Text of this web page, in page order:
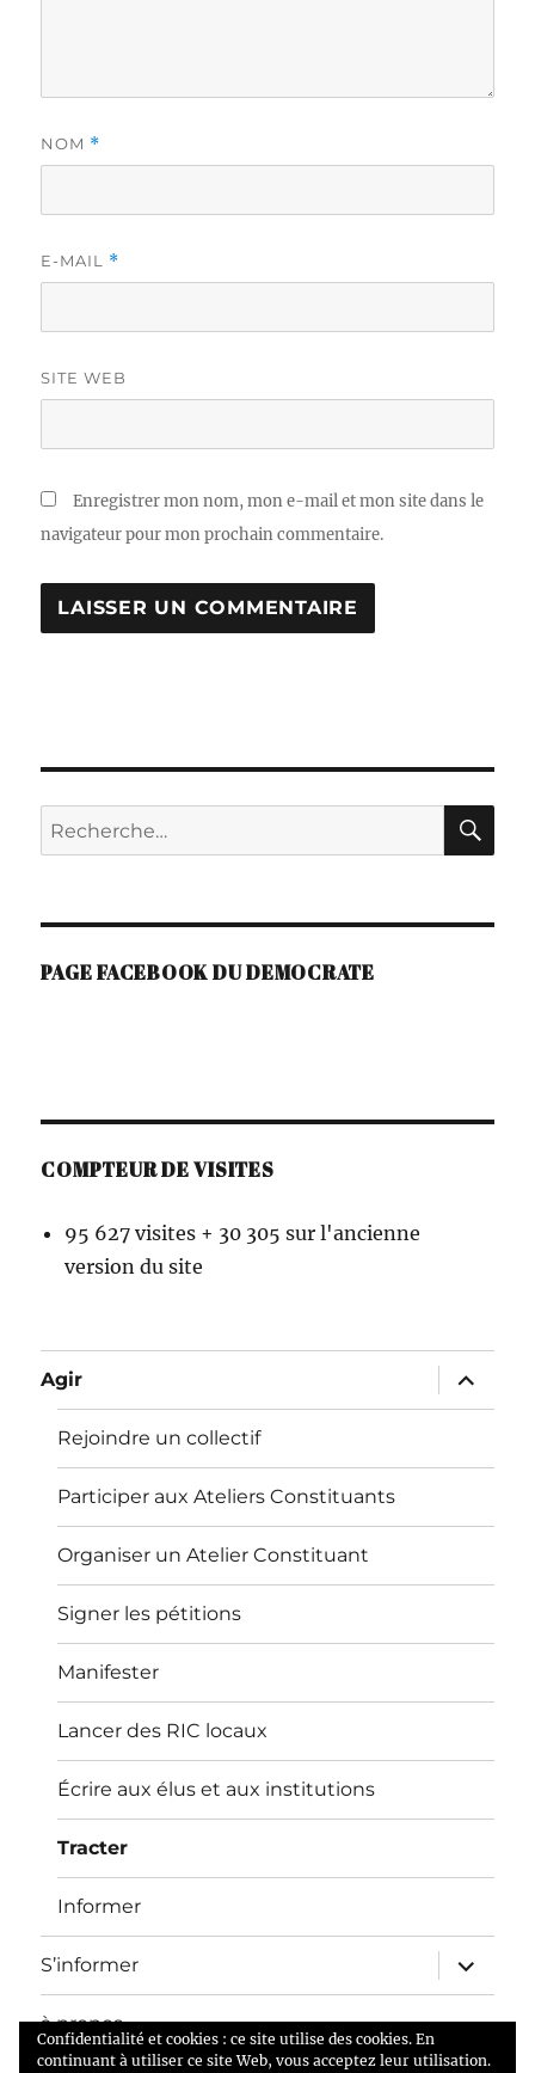
NOM *
E-MAIL *
SITE WEB
Enregistrer mon nom, mon e-mail et mon site dans le
navigateur pour mon prochain commentaire.
N
:
Recherche
pour :
PAGE FACEBOOK DU DEMOCRATE
COMPTEUR DE VISITES
95 627 visites + 30 305 sur l'ancienne
version du site
Agir
ouvrir
le
sous-
Rejoindre un collectif
Participer aux Ateliers Constituants
Organiser un Atelier Constituant
Signer les pétitions
Manifester
Lancer des RIC locaux
Écrire aux élus et aux institutions
Tracter
Informer
S’informer
ouvrir
le
sous-
menu
à propos
Confidentialité et cookies : ce site utilise des cookies. En
continuant à utiliser ce site Web, vous acceptez leur utilisation.